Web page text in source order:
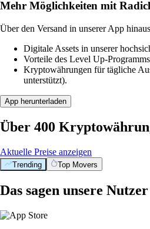
Mehr Möglichkeiten mit
Über den Versand in unserer App
Digitale Assets in unserer
Vorteile des Level Up-
Kryptowährungen für tägliche
unterstützt).
App herunterladen
Über 400
Aktuelle Preise anzeigen
Trending Top Movers
Das sagen unsere Nutzer